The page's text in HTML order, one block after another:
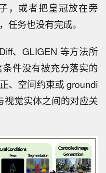
，或者把皇冠放在旁
任务也没有完成。
、GLIGEN 等方法所
件没有被充分落实的
、空间约束或 groundi
觉实体之间的对应关